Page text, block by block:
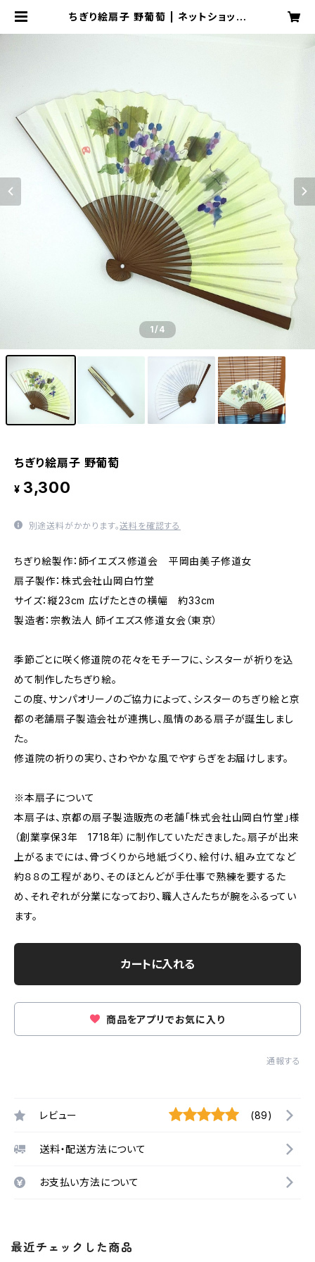
ちぎり絵扇子 野葡萄 | ネットショップ
1/4
ちぎり絵扇子 野葡萄
¥ 3,300
別途送料がかかります。送料を確認する
ちぎり絵製作：師イエズス修道会 平岡由美子修道女
扇子製作：株式会社山岡白竹堂
サイズ：縦23cm 広げたときの横幅 約33cm
製造者：宗教法人 師イエズス修道女会（東京）
季節ごとに咲く修道院の花々をモチーフに、シスターが祈りを込
めて制作したちぎり絵。
この度、サンパオリーノのご協力によって、シスターのちぎり絵と京
都の老舗扇子製造会社が連携し、風情のある扇子が誕生しまし
た。
修道院の祈りの実り、さわやかな風でやすらぎをお届けします。
※本扇子について
本扇子は、京都の扇子製造販売の老舗「株式会社山岡白竹堂」様
（創業享保3年 1718年）に制作していただきました。扇子が出来
上がるまでには、骨づくりから地紙づくり、絵付け、組み立てなど
約８８の工程があり、そのほとんどが手仕事で熟練を要するた
め、それぞれが分業になっており、職人さんたちが腕をふるってい
ます。
カートに入れる
商品をアプリでお気に入り
通報する
レビュー (89)
送料・配送方法について
お支払い方法について
最近チェックした商品